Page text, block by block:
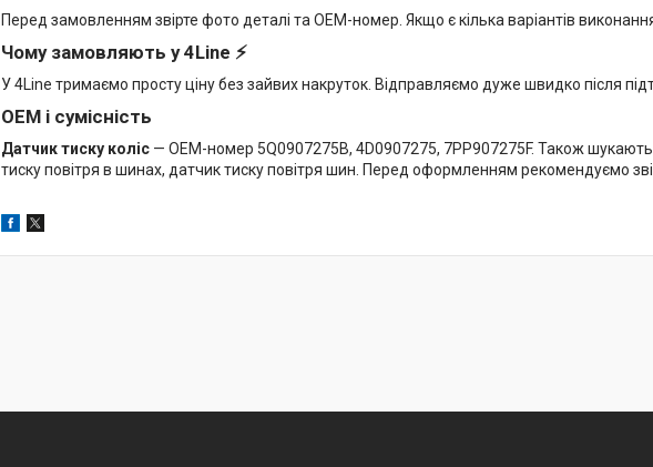
Перед замовленням звірте фото деталі та OEM-номер. Якщо є кілька варіантів
Чому замовляють у 4Line ⚡
У 4Line тримаємо просту ціну без зайвих накруток. Відправляємо дуже швидко після
OEM і сумісність
Датчик тиску коліс — OEM-номер 5Q0907275B, 4D0907275, 7PP907275F. Також
тиску повітря в шинах, датчик тиску повітря шин. Перед оформленням рекомендуємо